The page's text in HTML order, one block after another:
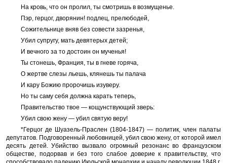
На кровь, что он пролил, ты смотришь в возмущенье.
Пэр, герцог, дворянин! подлец, прелюбодей,
Сожительнице вняв без совести зазренья,
Убил супругу, мать девятерых детей;
И вечного за то достоин он мученья!
Ты стонешь, Франция, ты в гневе горяча,
О жертве слезы льешь, клянешь ты палача
И кару Божию пророчишь изуверу.
Но ты саму себя должна карать теперь,
Правительство твое — кощунствующий зверь:
Убил свою жену — убил святую веру!
*Герцог де Шуазель-Праслен (1804-1847) — политик, член палаты
депутатов. Подговоренный любовницей, убил свою жену, от которой имел
десять детей. Убийство вызвало огромный резонанс во французском
обществе, подорвав и без того слабое доверие к правительству, что